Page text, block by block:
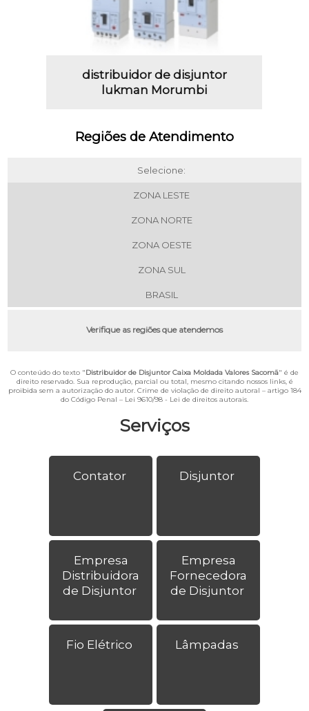
Serviços
Contator Disjuntor
Empresa
Distribuidora
de Disjuntor
Empresa
Fornecedora
de Disjuntor
Fio Elétrico Lâmpadas
distribuidor de disjuntor
lukman Morumbi
Regiões de Atendimento
Selecione:
ZONA LESTE
ZONA NORTE
ZONA OESTE
ZONA SUL
BRASIL
Verifique as regiões que atendemos
O conteúdo do texto "Distribuidor de Disjuntor Caixa Moldada Valores Sacomã" é de
direito reservado. Sua reprodução, parcial ou total, mesmo citando nossos links, é
proibida sem a autorização do autor. Crime de violação de direito autoral – artigo 184
do Código Penal – Lei 9610/98 - Lei de direitos autorais.